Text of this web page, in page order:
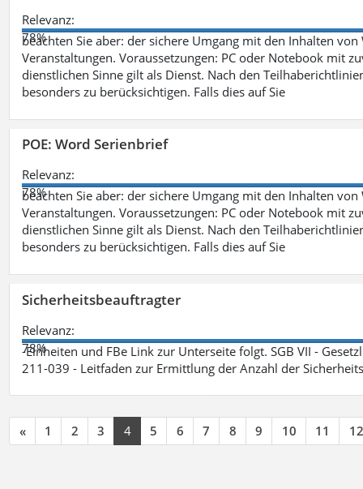
Relevanz:
78%
beachten Sie aber: der sichere Umgang mit den Inhalten
Veranstaltungen. Voraussetzungen: PC oder Notebook mit
dienstlichen Sinne gilt als Dienst. Nach den
besonders zu berücksichtigen. Falls dies auf Sie
POE: Word Serienbrief
Relevanz:
78%
beachten Sie aber: der sichere Umgang mit den Inhalten
Veranstaltungen. Voraussetzungen: PC oder Notebook mit
dienstlichen Sinne gilt als Dienst. Nach den
besonders zu berücksichtigen. Falls dies auf Sie
Sicherheitsbeauftragter
Relevanz:
78%
-Einheiten und FBe Link zur Unterseite folgt. SGB VII -
211-039 - Leitfaden zur Ermittlung der Anzahl der
« 1 2 3 4 5 6 7 8 9 10 11 12